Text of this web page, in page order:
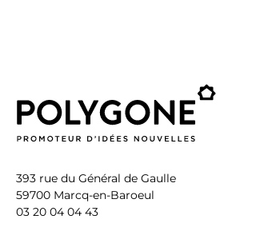
393 rue du Général de Gaulle
59700 Marcq-en-Baroeul
03 20 04 04 43
on aimerait bien vous
visite...